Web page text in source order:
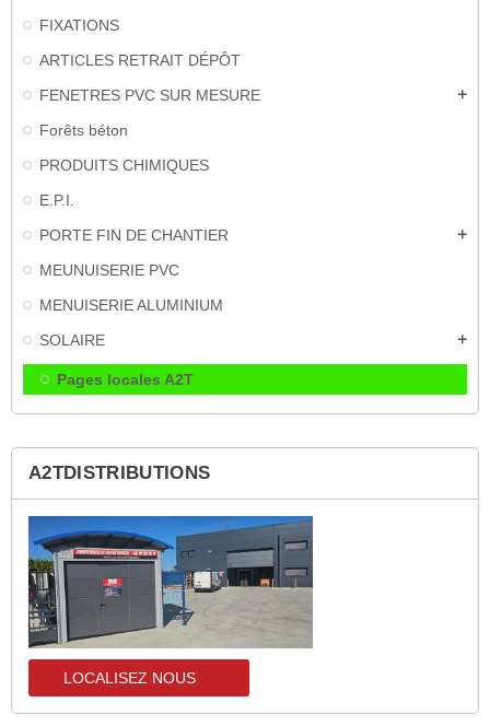
FIXATIONS
ARTICLES RETRAIT DÉPÔT
FENETRES PVC SUR MESURE
add
Forêts béton
PRODUITS CHIMIQUES
E.P.I.
PORTE FIN DE CHANTIER
add
MEUNUISERIE PVC
MENUISERIE ALUMINIUM
SOLAIRE
add
Pages locales A2T
A2TDISTRIBUTIONS
LOCALISEZ NOUS